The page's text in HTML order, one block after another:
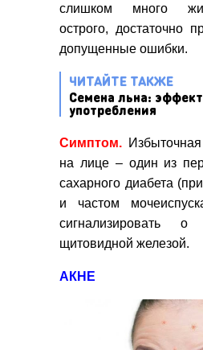
слишком много
острого, достаточно
допущенные ошибки.
ЧИТАЙТЕ ТАКЖЕ
Семена льна:
употребления
Симптом.
на лице – один из
сахарного диабета
и частом
сигнализировать
щитовидной железой.
АКНЕ